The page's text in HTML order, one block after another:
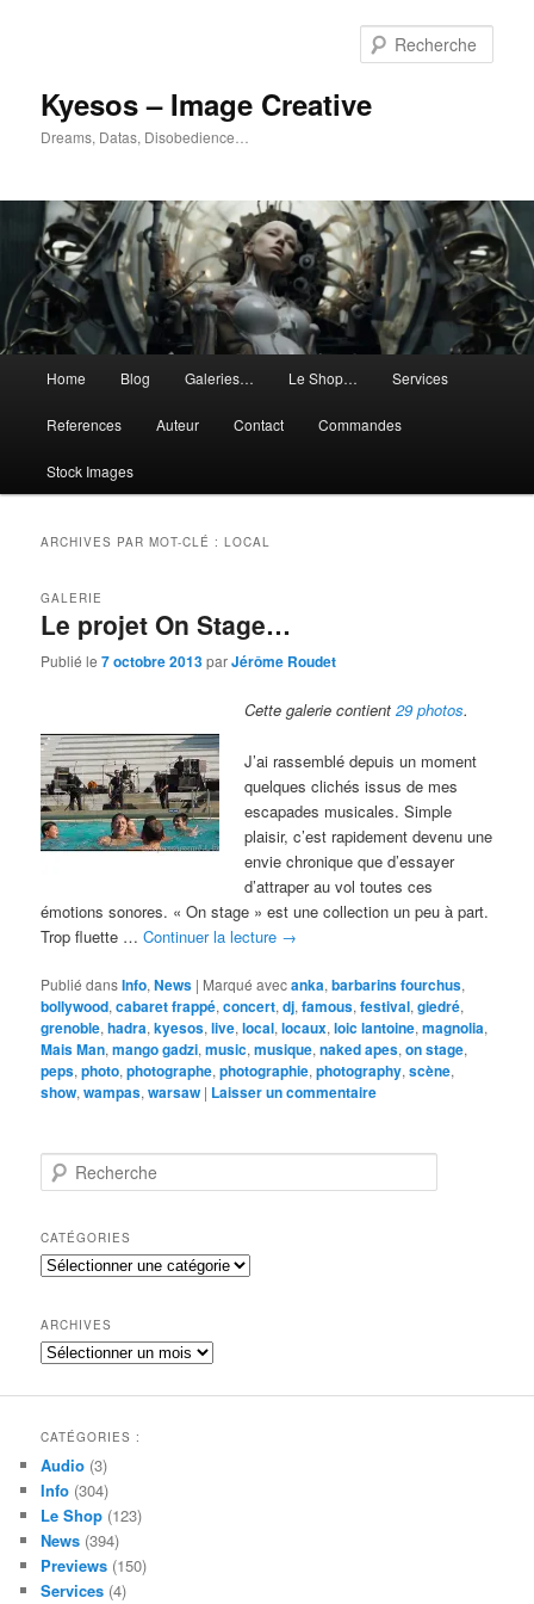
Kyesos – Image Creative
Dreams, Datas, Disobedience…
principal
Home Blog Galeries… Le Shop… Services
References Auteur Contact Commandes
Stock Images
ARCHIVES PAR MOT-CLÉ :LOCAL
Le projet On Stage…
GALERIE
Publié le7 octobre 2013parJérôme Roudet
Cette galerie contient29 photos.
J’ai rassemblé depuis un moment
quelques clichés issus de mes
escapades musicales. Simple
plaisir, c’est rapidement devenu une
envie chronique que d’essayer
d’attraper au vol toutes ces
émotions sonores. « On stage » est une collection un peu à part.
Trop fluette …Continuer la lecture →
Publié dansInfo,News | Marqué avecanka,barbarins fourchus,
bollywood,cabaret frappé,concert,dj,famous,festival,giedré,
grenoble,hadra,kyesos,live,local,locaux,loic lantoine,magnolia,
Mais Man,mango gadzi,music,musique,naked apes,on stage,
peps,photo,photographe,photographie,photography,scène,
show,wampas,warsaw | Laisser un commentaire
e
h
e
r
h
e
CATÉGORIES
Catégories
ARCHIVES
Archives
CATÉGORIES :
Audio (3)
Info (304)
Le Shop (123)
News (394)
Previews (150)
Services (4)